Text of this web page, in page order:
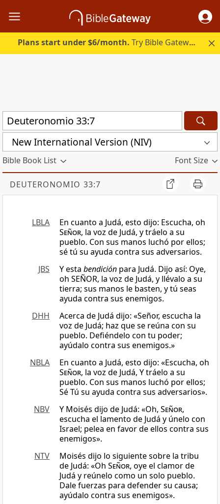
Plans start under $6/month. Try Bible Gateway Plus.
New International Version (NIV)
Bible Book List Font Size
DEUTERONOMIO 33:7
LBLA
En cuanto a Judá, esto dijo: Escucha, oh
Señor, la voz de Judá, y tráelo a su
pueblo. Con sus manos luchó por ellos;
sé tú su ayuda contra sus adversarios.
JBS
Y esta bendición para Judá. Dijo así: Oye,
oh SEÑOR, la voz de Judá, y llévalo a su
tierra; sus manos le basten, y tú seas
ayuda contra sus enemigos.
DHH
Acerca de Judá dijo: «Señor, escucha la
voz de Judá; haz que se reúna con su
pueblo. Defiéndelo con tu poder;
ayúdalo contra sus enemigos.»
NBLA
En cuanto a Judá, esto dijo: «Escucha, oh
Señor, la voz de Judá, Y tráelo a su
pueblo. Con sus manos luchó por ellos;
Sé Tú su ayuda contra sus adversarios».
NBV
Y Moisés dijo de Judá: «Oh, Señor,
escucha el lamento de Judá y únelo con
Israel; pelea en favor de ellos contra sus
enemigos».
NTV
Moisés dijo lo siguiente sobre la tribu
de Judá: «Oh Señor, oye el clamor de
Judá y reúnelo como un solo pueblo.
Dale fuerzas para defender su causa;
ayúdalo contra sus enemigos».